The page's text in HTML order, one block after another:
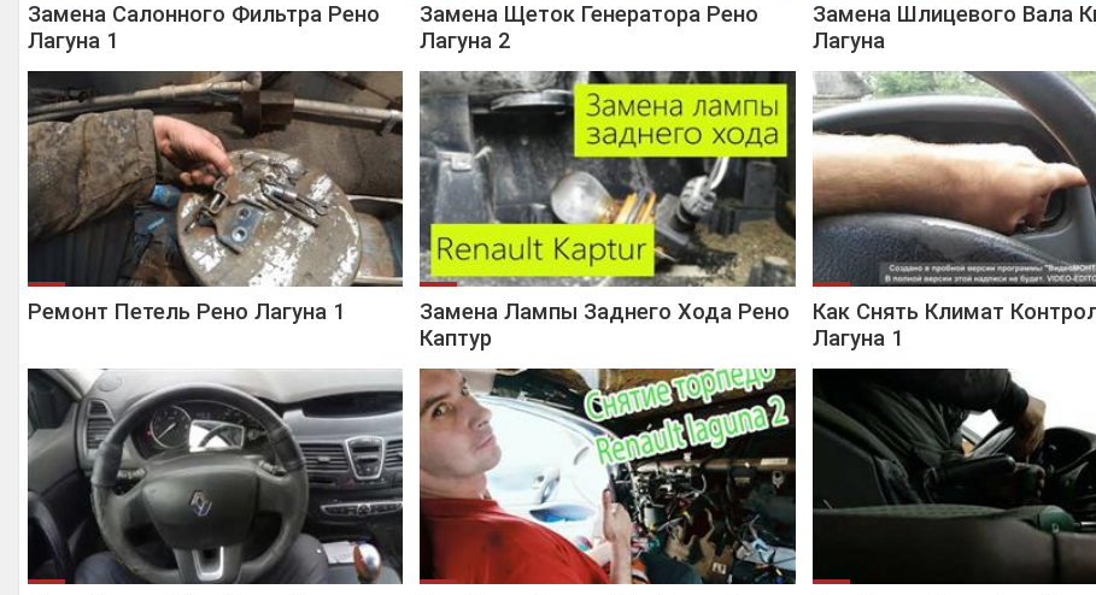
Замена Салонного Фильтра Рено
Лагуна 1
Замена Щеток Генератора Рено
Лагуна 2
Замена Шлицевого Вала
Лагуна
Ремонт Петель Рено Лагуна 1
Замена Лампы Заднего Хода Рено
Каптур
Как Снять Климат
Лагуна 1